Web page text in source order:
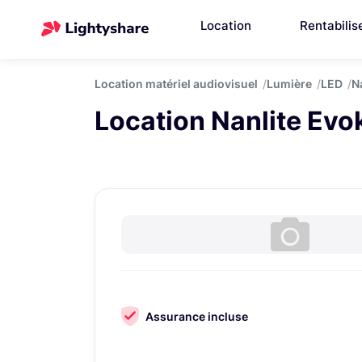
Location
Location matériel audiovisuel Lumière LED
Location Nanlite
Assurance incluse